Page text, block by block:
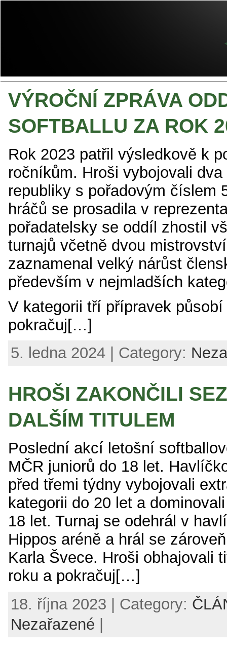
VÝROČNÍ ZPRÁVA
SOFTBALLU ZA ROK
Rok 2023 patřil výsledkově k
ročníkům. Hroši vybojovali
republiky s pořadovým číslem
hráčů se prosadila v
pořadatelsky se oddíl zhostil
turnajů včetně dvou
zaznamenal velký nárůst
především v nejmladších
V kategorii tří přípravek
pokračuj[…]
5. ledna 2024 | Category:
HROŠI ZAKONČILI
DALŠÍM TITULEM
Poslední akcí letošní
MČR juniorů do 18 let.
před třemi týdny vybojovali
kategorii do 20 let a
18 let. Turnaj se odehrál v
Hippos aréně a hrál se
Karla Švece. Hroši obhajovali
roku a pokračuj[…]
18. října 2023 | Category:
Nezařazené